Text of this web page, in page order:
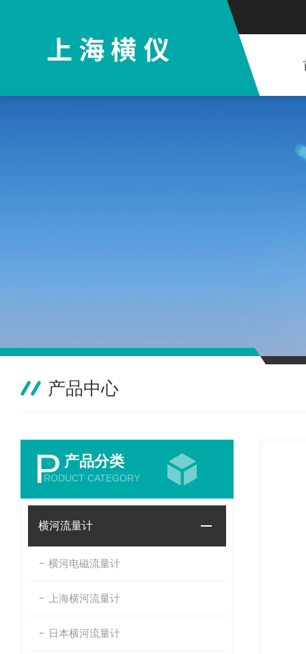
产品中心
P 产品分类
RODUCT CATEGORY
横河流量计
横河电磁流量计
上海横河流量计
日本横河流量计